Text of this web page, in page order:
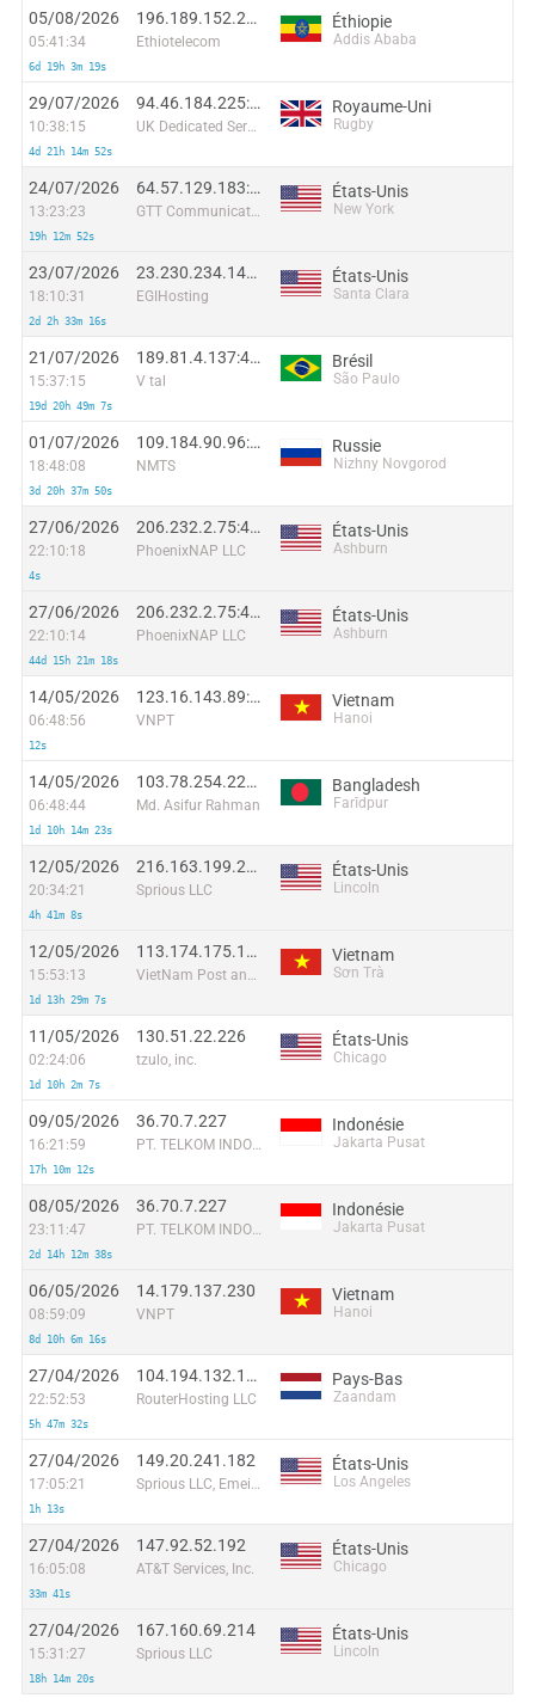
05/08/2026
05:41:34
6d 19h 3m 19s
196.189.152.248:23052
Ethiotelecom
Éthiopie
Addis Ababa
29/07/2026
10:38:15
4d 21h 14m 52s
94.46.184.225:46004
UK Dedicated Servers Limited
Royaume-Uni
Rugby
24/07/2026
13:23:23
19h 12m 52s
64.57.129.183:14574
GTT Communications Inc.
États-Unis
New York
23/07/2026
18:10:31
2d 2h 33m 16s
23.230.234.143:3860
EGIHosting
États-Unis
Santa Clara
21/07/2026
15:37:15
19d 20h 49m 7s
189.81.4.137:40436
V tal
Brésil
São Paulo
01/07/2026
18:48:08
3d 20h 37m 50s
109.184.90.96:44840
NMTS
Russie
Nizhny Novgorod
27/06/2026
22:10:18
4s
206.232.2.75:40279
PhoenixNAP LLC
États-Unis
Ashburn
27/06/2026
22:10:14
44d 15h 21m 18s
206.232.2.75:43521
PhoenixNAP LLC
États-Unis
Ashburn
14/05/2026
06:48:56
12s
123.16.143.89:56146
VNPT
Vietnam
Hanoi
14/05/2026
06:48:44
1d 10h 14m 23s
103.78.254.222:41758
Md. Asifur Rahman
Bangladesh
Farīdpur
12/05/2026
20:34:21
4h 41m 8s
216.163.199.203:19019
Sprious LLC
États-Unis
Lincoln
12/05/2026
15:53:13
1d 13h 29m 7s
113.174.175.157:52851
VietNam Post and Telecom Corporation
Vietnam
Sơn Trà
11/05/2026
02:24:06
1d 10h 2m 7s
130.51.22.226
tzulo, inc.
États-Unis
Chicago
09/05/2026
16:21:59
17h 10m 12s
36.70.7.227
PT. TELKOM INDONESIA
Indonésie
Jakarta Pusat
08/05/2026
23:11:47
2d 14h 12m 38s
36.70.7.227
PT. TELKOM INDONESIA
Indonésie
Jakarta Pusat
06/05/2026
08:59:09
8d 10h 6m 16s
14.179.137.230
VNPT
Vietnam
Hanoi
27/04/2026
22:52:53
5h 47m 32s
104.194.132.199
RouterHosting LLC
Pays-Bas
Zaandam
27/04/2026
17:05:21
1h 13s
149.20.241.182
Sprious LLC, Emeigh Investments LLC
États-Unis
Los Angeles
27/04/2026
16:05:08
33m 41s
147.92.52.192
AT&T Services, Inc.
États-Unis
Chicago
27/04/2026
15:31:27
18h 14m 20s
167.160.69.214
Sprious LLC
États-Unis
Lincoln